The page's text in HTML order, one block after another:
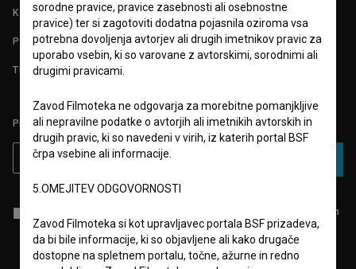
KONTAKT
POGOSTA VPRAŠANJA
TEST FUNKCIONALNOSTI
PRIJAVITE SE NA BSF NOVIČNIK:
za zbiranje, hrambo in
obdelavo osebnih podatkov.
sorodne pravice, pravice zasebnosti ali osebnostne
pravice) ter si zagotoviti dodatna pojasnila oziroma vsa
potrebna dovoljenja avtorjev ali drugih imetnikov pravic za
uporabo vsebin, ki so varovane z avtorskimi, sorodnimi ali
drugimi pravicami.
Zavod Filmoteka ne odgovarja za morebitne pomanjkljive
ali nepravilne podatke o avtorjih ali imetnikih avtorskih in
drugih pravic, ki so navedeni v virih, iz katerih portal BSF
črpa vsebine ali informacije.
5.OMEJITEV ODGOVORNOSTI
Zavod Filmoteka si kot upravljavec portala BSF prizadeva,
da bi bile informacije, ki so objavljene ali kako drugače
dostopne na spletnem portalu, točne, ažurne in redno